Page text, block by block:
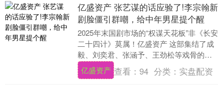
亿盛资产 张艺谋的话应验了!李宗翰新
剧脸僵引群嘲，给中年男星提个醒
2025年末国剧市场的“权谋天花板”非《长安
二十四计》莫属！亿盛资产 这部集结了成
毅、刘奕君、张涵予、王劲松等戏骨的古
装大剧，刚登陆央视八套黄金档就火力全
开，首....
亿盛资产 查看：94 分类： 实盘配资